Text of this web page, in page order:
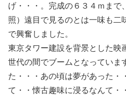
げ・・・。完成の６３４ｍまで
照）遠目で見るのとは一味も二
で興奮しました。
東京タワー建設を背景とした映
世代の間でブームとなっていま
た・・・あの頃は夢があった・
て・・懐古趣味に浸るなんて・